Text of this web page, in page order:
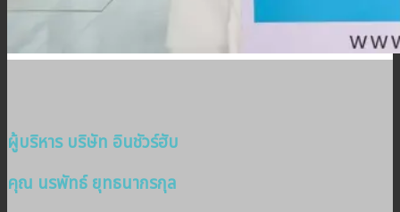
ผู้บริหาร บริษัท อินชัวร์ฮับ
คุณ นรพัทธ์ ยุทธนากรกุล